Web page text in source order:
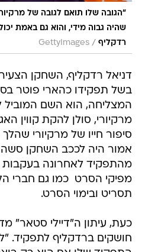
"הגובה שלו תואם לגובה של
שהיה גבוה מידי, והוא גם באמת
רדקליף /
GettyImages
דניאל רדקליף, השחקן
בשל תפקידו כהארי פוטר
המצליחה, הוא השם המוביל
מרקיורי, סולן להקת קווין
אמור היה לככב השחקן סשה
מהתפקיד לאחרונה בעקבות
מפיקי הסרט  כמו גם חברי
תסריט ובימוי הסרט.
כעת, עיתון ה"דיילי סטאר"
חושקים ברדקליף לתפקיד.